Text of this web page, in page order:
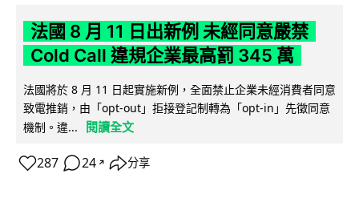
法國 8 月 11 日出新例 未經同意嚴禁
Cold Call 違規企業最高罰 345 萬
法國將於 8 月 11 日起實施新例，全面禁止企業未經消費者同意
致電推銷，由「opt-out」拒接登記制轉為「opt-in」先徵同意
機制。違...
閱讀全文
287 24 ↗ 分享